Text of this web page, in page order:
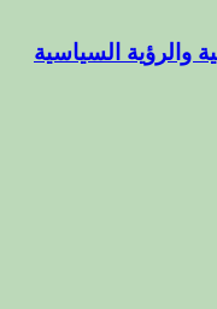
والرؤية السياسية